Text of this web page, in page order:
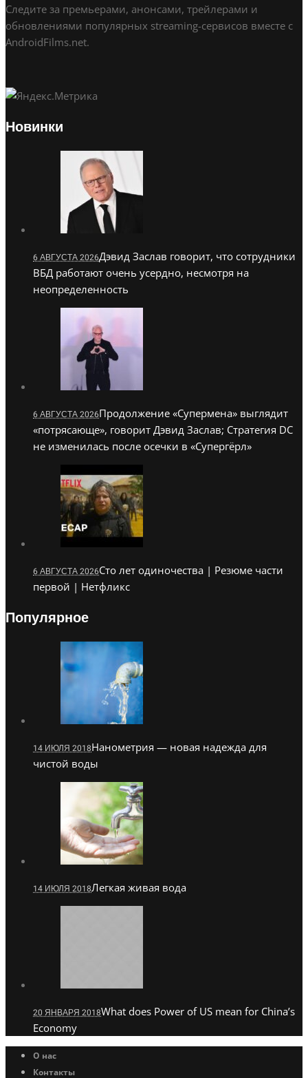
Следите за премьерами, анонсами, трейлерами и
обновлениями популярных streaming-сервисов вместе с
AndroidFilms.net.
Новинки
6 АВГУСТА 2026Дэвид Заслав говорит, что сотрудники
ВБД работают очень усердно, несмотря на
неопределенность
6 АВГУСТА 2026Продолжение «Супермена» выглядит
«потрясающе», говорит Дэвид Заслав; Стратегия DC
не изменилась после осечки в «Супергёрл»
6 АВГУСТА 2026Сто лет одиночества | Резюме части
первой | Нетфликс
Популярное
14 ИЮЛЯ 2018Нанометрия — новая надежда для
чистой воды
14 ИЮЛЯ 2018Легкая живая вода
20 ЯНВАРЯ 2018What does Power of US mean for China’s
Economy
О нас
Контакты